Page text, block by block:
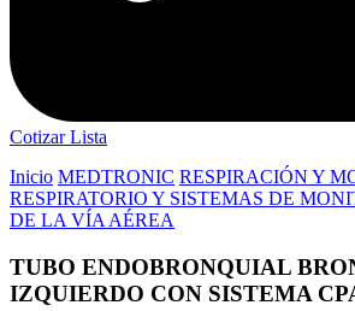
Cotizar Lista
Inicio MEDTRONIC RESPIRACIÓN Y
RESPIRATORIO Y SISTEMAS DE
DE LA VÍA AÉREA
TUBO ENDOBRONQUIAL
IZQUIERDO CON SISTEMA